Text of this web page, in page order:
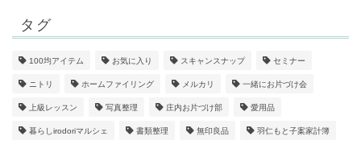
タグ
100均アイテム お気に入り スキャンスナップ セミナー
ニトリ ホームファイリング メルカリ 一緒にお片づけ会
上級レッスン 写真整理 庄内お片づけ部 愛用品
暮らしirodoriマルシェ 書類整理 無印良品 羽仁もと子案家計簿